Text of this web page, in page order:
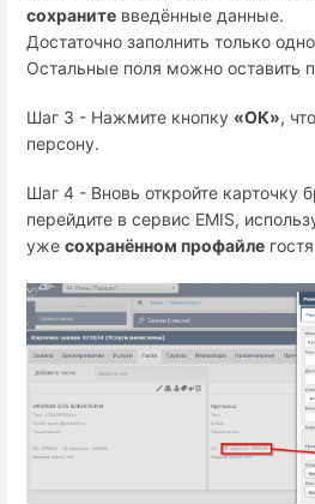
сохраните введённые данные.
Достаточно заполнить только
Остальные поля можно оставить
Шаг 3 - Нажмите кнопку «ОК»,
персону.
Шаг 4 - Вновь откройте карточку
перейдите в сервис EMIS,
уже сохранённом профайле